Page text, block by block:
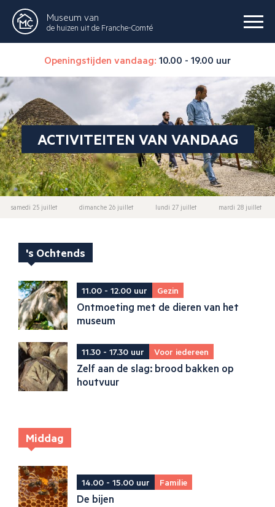
Museum van
de huizen uit de Franche-Comté
Openingstijden vandaag: 10.00 - 19.00 uur
ACTIVITEITEN VAN VANDAAG
samedi 25 juillet dimanche 26 juillet lundi 27 juillet mardi 28 juillet
's Ochtends
11.00 - 12.00 uur Gezin
Ontmoeting met de dieren van het
museum
11.30 - 17.30 uur Voor iedereen
Zelf aan de slag: brood bakken op
houtvuur
Middag
14.00 - 15.00 uur Familie
De bijen